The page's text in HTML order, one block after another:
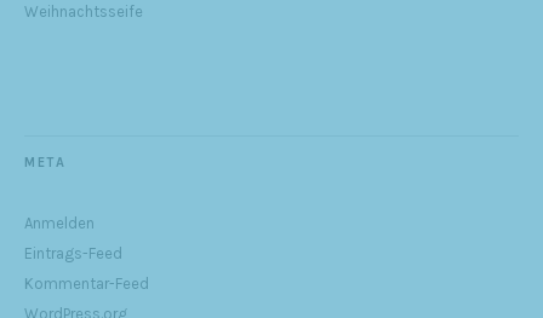
Weihnachtsseife
META
Anmelden
Eintrags-Feed
Kommentar-Feed
WordPress.org